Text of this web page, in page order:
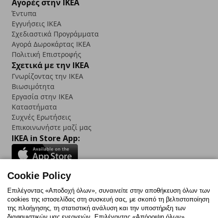
Αγορές στην IKEA
Έντυπα
Εγγυήσεις IKEA
Σχεδιαστικά Προγράμματα
Αγορά Δωρoκάρτας IKEA
Πολιτική Επιστροφής
Σχετικά με την IKEA
Γνωρίζοντας την IKEA
Βιωσιμότητα
Εργασία στην IKEA
Καταστήματα
Συχνές Ερωτήσεις
Επικοινωνήστε μαζί μας
IKEA in Store App:
Follow us:
FacebookInstagram
TikTokYoutubePinterestTwitter
Cookie Policy
Επιλέγοντας «Αποδοχή όλων», συναινείτε στην αποθήκευση όλων των
cookies της ιστοσελίδας στη συσκευή σας, με σκοπό τη βελτιστοποίηση
της πλοήγησης, τη στατιστική ανάλυση και την υποστήριξη των